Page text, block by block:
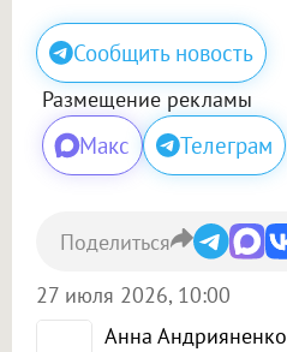
Сообщить новость
Размещение рекламы
Макс Телеграм
Анна Андрияненко
27 июля 2026, 10:00
Поделиться